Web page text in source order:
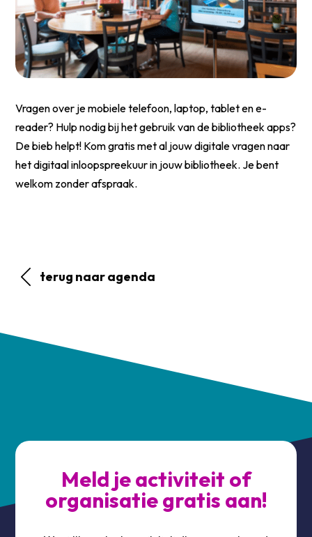
Vragen over je mobiele telefoon, laptop, tablet en e-
reader? Hulp nodig bij het gebruik van de bibliotheek apps?
De bieb helpt! Kom gratis met al jouw digitale vragen naar
het digitaal inloopspreekuur in jouw bibliotheek. Je bent
welkom zonder afspraak.
terug naar agenda
Meld je activiteit of
organisatie gratis aan!